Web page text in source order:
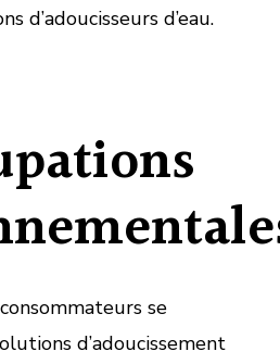
d’adoucisseurs d’eau.
se
d’adoucissement